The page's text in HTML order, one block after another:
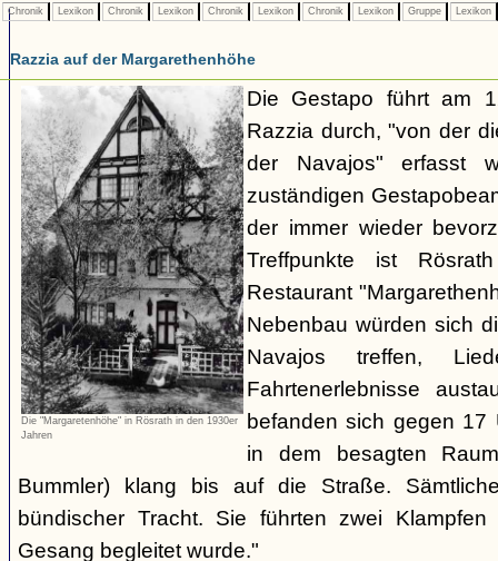
Chronik Lexikon Chronik Lexikon Chronik Lexikon Chronik Lexikon Gruppe Lexikon
Razzia auf der Margarethenhöhe
Die "Margaretenhöhe" in Rösrath in den 1930er
Jahren
Die Gestapo führt am
Razzia durch, "von der
der Navajos" erfasst
zuständigen
der immer wieder
Treffpunkte ist
Restaurant
Nebenbau würden sich
Navajos treffen,
Fahrtenerlebnisse
befanden sich gegen 17
in dem besagten
Bummler) klang bis auf die Straße.
bündischer Tracht. Sie führten zwei
Gesang begleitet wurde."